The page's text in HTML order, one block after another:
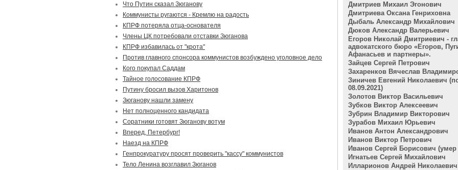
Что Путин сказал Зюганову
Коммунисты ругаются - Кремлю на радость
КПРФ потеряла отца-основателя
Члены ЦК потребовали отставки Зюганова
КПРФ избавилась от "крота"
Против главного спонсора коммунистов возбуждено уголовное дело
Кого покупал Саддам
Тайное голосование КПРФ
Путину бросил вызов Харитонов
Зюганову нашли замену
Нет полноценного кандидата
Соратники готовят Зюганову вотум
Вперед, Петербург!
Наезд на КПРФ
Генпрокуратуру просят проверить "кассу" коммунистов
Тело Ленина возглавил Зюганов
Дмитриев Михаил Эгонович
Дмитриева Оксана Генриховна
Дыбаль Александр Михайлович
Дюков Александр Валерьевич
Егоров Николай Дмитриевич -
адвокатского бюро «Егоров,
Афанасьев и партнеры».
Зайцев Сергей Петрович
Захаренков Вячеслав
Зиничев Евгений Николаевич
08.09.2021)
Золотов Виктор Васильевич
Зубков Виктор Алексеевич
Зубрин Владимир Викторович
Зурабов Михаил Юрьевич
Иванов Антон Александрович
Иванов Виктор Петрович
Иванов Сергей Борисович (умер
Игнатьев Сергей Михайлович
Илларионов Андрей Николаевич